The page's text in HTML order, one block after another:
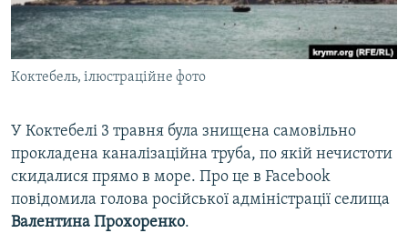
ВІДЕОУРОКИ «ELIFBE»
СВІДЧЕННЯ ОКУПАЦІЇ
УКРАЇНСЬКА ПРОБЛЕМА КРИМУ
Русский
Qırımtatar
Усі сайти RFE/RL
Коктебель, ілюстраційне фото
У Коктебелі 3 травня була знищена самовільно
прокладена каналізаційна труба, по якій нечистоти
скидалися прямо в море. Про це в Facebook
повідомила голова російської адміністрації селища
Валентина Прохоренко.